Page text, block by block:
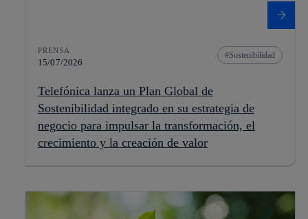
PRENSA
15/07/2026
Sostenibilidad
Telefónica lanza un Plan Global de
Sostenibilidad integrado en su estrategia de
negocio para impulsar la transformación, el
crecimiento y la creación de valor